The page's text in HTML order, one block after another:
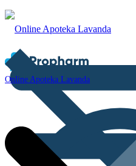
Online Apoteka Lavanda